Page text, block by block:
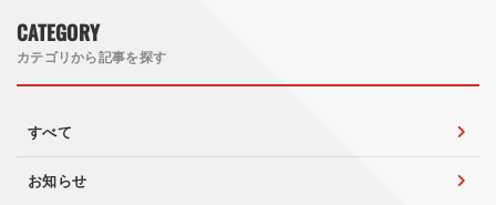
CATEGORY
カテゴリから記事を探す
すべて
お知らせ